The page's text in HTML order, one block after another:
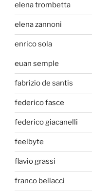
elena trombetta
elena zannoni
enrico sola
euan semple
fabrizio de santis
federico fasce
federico giacanelli
feelbyte
flavio grassi
franco bellacci